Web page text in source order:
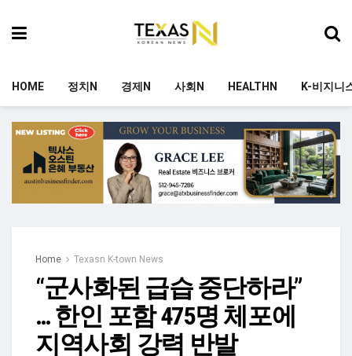
HOME 정치N 경제N 사회N HEALTHN K-비지니
Home Texasn K-town News
“군사화된 급습 중단하라”
… 한인 포함 475명 체포에
지역사회 강력 반발